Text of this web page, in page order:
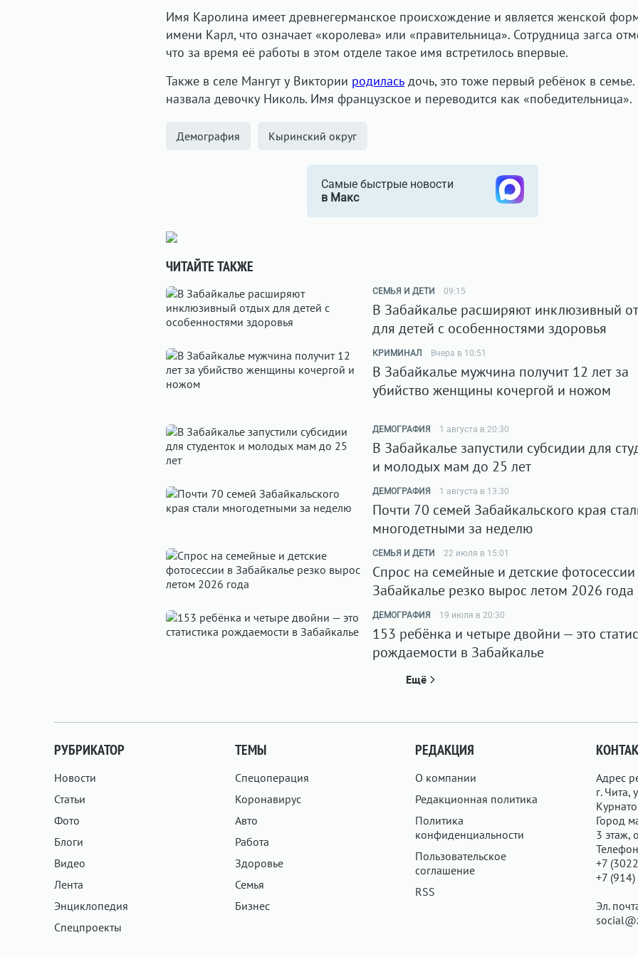
Имя Каролина имеет древнегерманское происхождение и является женской
имени Карл, что означает «королева» или «правительница». Сотрудница загса
что за время её работы в этом отделе такое имя встретилось впервые.
Также в селе Мангут у Виктории родилась дочь, это тоже первый ребёнок в
назвала девочку Николь. Имя французское и переводится как «победительница».
Демография Кыринский округ
Самые быстрые новости
в Макс
ЧИТАЙТЕ ТАКЖЕ
СЕМЬЯ И ДЕТИ 09:15
В Забайкалье расширяют инклюзивный
для детей с особенностями здоровья
КРИМИНАЛ Вчера в 10:51
В Забайкалье мужчина получит 12 лет за
убийство женщины кочергой и ножом
ДЕМОГРАФИЯ 1 августа в 20:30
В Забайкалье запустили субсидии для
и молодых мам до 25 лет
ДЕМОГРАФИЯ 1 августа в 13:30
Почти 70 семей Забайкальского края
многодетными за неделю
СЕМЬЯ И ДЕТИ 22 июля в 15:01
Спрос на семейные и детские фотосессии
Забайкалье резко вырос летом 2026 года
ДЕМОГРАФИЯ 19 июля в 20:30
153 ребёнка и четыре двойни — это
рождаемости в Забайкалье
Ещё
РУБРИКАТОР
Новости
Статьи
Фото
Блоги
Видео
Лента
Энциклопедия
Спецпроекты
ТЕМЫ
Спецоперация
Коронавирус
Авто
Работа
Здоровье
Семья
Бизнес
РЕДАКЦИЯ
О компании
Редакционная политика
Политика
конфиденциальности
Пользовательское
соглашение
RSS
Адрес
г. Чита,
Город
3 этаж,
+7
+7
Эл.